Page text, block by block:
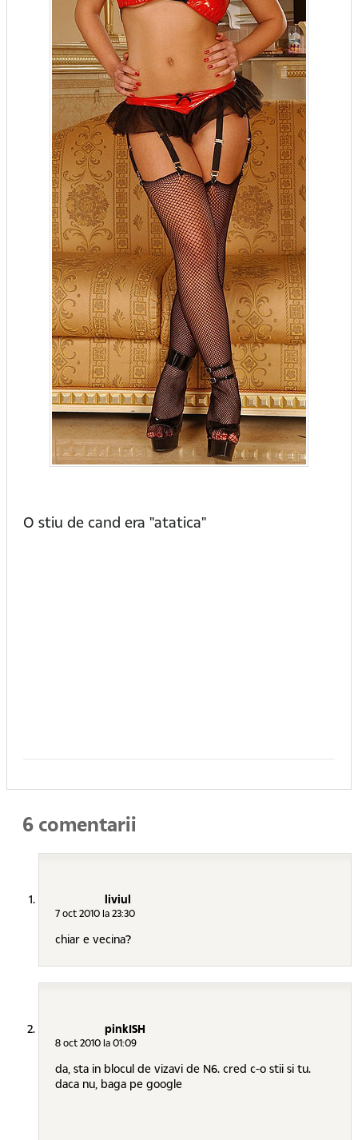
O stiu de cand era "atatica"
6 comentarii
liviul
7 oct 2010 la 23:30
chiar e vecina?
pinkISH
8 oct 2010 la 01:09
da, sta in blocul de vizavi de N6. cred c-o stii si tu.
daca nu, baga pe google